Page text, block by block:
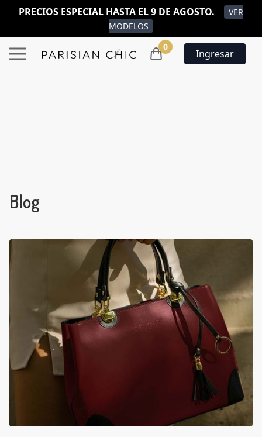
PRECIOS ESPECIAL HASTA EL 9 DE AGOSTO.
VER
MODELOS
0
Ingresar
Blog